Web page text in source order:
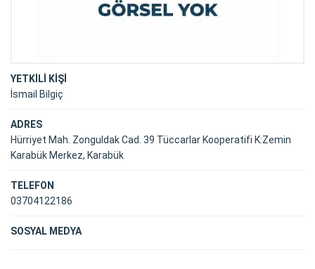
YETKİLİ KİŞİ
İsmail Bilgiç
ADRES
Hürriyet Mah. Zonguldak Cad. 39 Tüccarlar Kooperatifi K:Zemin
Karabük Merkez, Karabük
TELEFON
03704122186
SOSYAL MEDYA